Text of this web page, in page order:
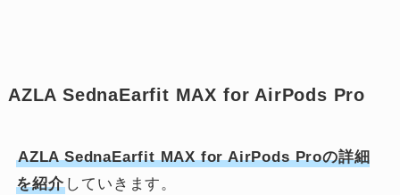
AZLA SednaEarfit MAX for AirPods Pro
AZLA SednaEarfit MAX for AirPods Proの詳細
を紹介 していきます。